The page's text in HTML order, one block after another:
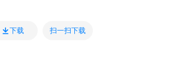
下载 扫一扫下载